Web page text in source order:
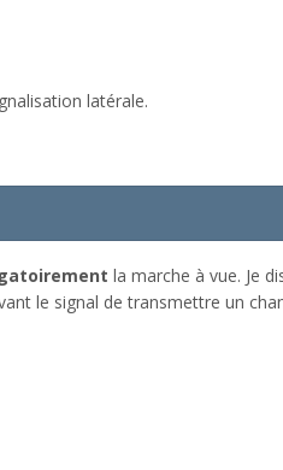
latérale.
la marche à vue. Je
le signal de transmettre un